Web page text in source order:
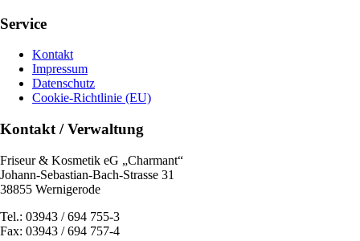
Service
Kontakt
Impressum
Datenschutz
Cookie-Richtlinie (EU)
Kontakt / Verwaltung
Friseur & Kosmetik eG „Charmant“
Johann-Sebastian-Bach-Strasse 31
38855 Wernigerode
Tel.: 03943 / 694 755-3
Fax: 03943 / 694 757-4